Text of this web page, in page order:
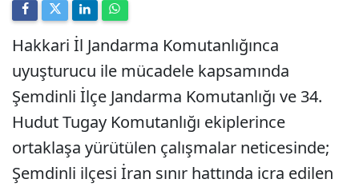
Hakkari İl Jandarma Komutanlığınca
uyuşturucu ile mücadele kapsamında
Şemdinli İlçe Jandarma Komutanlığı ve 34.
Hudut Tugay Komutanlığı ekiplerince
ortaklaşa yürütülen çalışmalar neticesinde;
Şemdinli ilçesi İran sınır hattında icra edilen